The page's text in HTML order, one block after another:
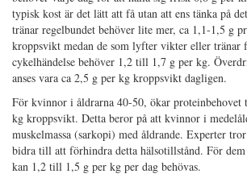
typisk kost är det lätt att få utan att ens tänka på
tränar regelbundet behöver lite mer, ca 1,1-1,5 g
kroppsvikt medan de som lyfter vikter eller tränar
cykelhändelse behöver 1,2 till 1,7 g per kg.
anses vara ca 2,5 g per kg kroppsvikt dagligen.
För kvinnor i åldrarna 40-50, ökar
kg kroppsvikt. Detta beror på att kvinnor i
muskelmassa (sarkopi) med åldrande. Experter
bidra till att förhindra detta hälsotillstånd. För
kan 1,2 till 1,5 g per kg per dag behövas.